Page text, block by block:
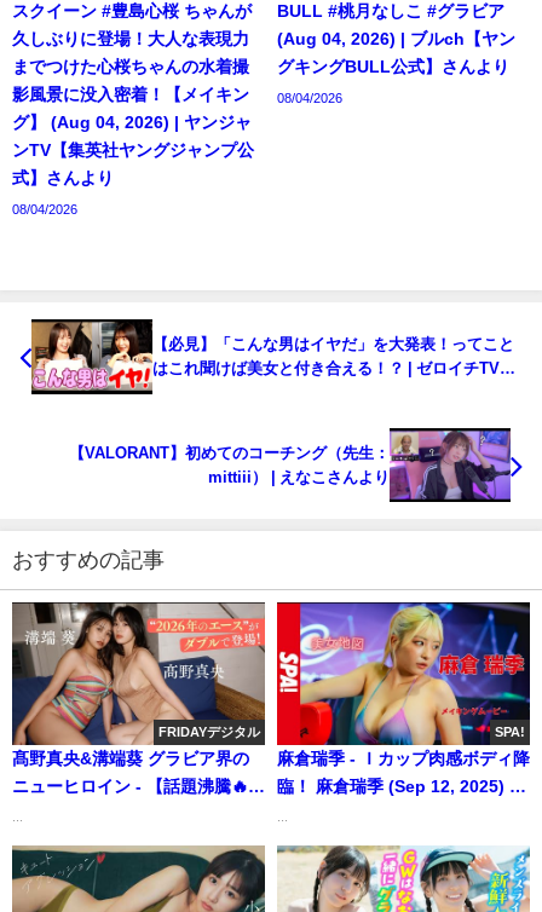
スクイーン #豊島心桜 ちゃんが
久しぶりに登場！大人な表現力
までつけた心桜ちゃんの水着撮
影風景に没入密着！【メイキン
グ】 (Aug 04, 2026) | ヤンジャ
ンTV【集英社ヤングジャンプ公
式】さんより
08/04/2026
BULL #桃月なしこ #グラビア
(Aug 04, 2026) | ブルch【ヤン
グキングBULL公式】さんより
08/04/2026
【必見】「こんな男はイヤだ」を大発表！ってこと
はこれ聞けば美女と付き合える！？ | ゼロイチTVさ
【VALORANT】初めてのコーチング（先生：
mittiii） | えなこさんより
おすすめの記事
FRIDAYデジタル
髙野真央&溝端葵 グラビア界の
ニューヒロイン - 【話題沸騰🔥】
奇跡のコラボ！ (Jan 16, 2026) |
FRIDAYデジタルさんより
SPA!
麻倉瑞季 - Ｉカップ肉感ボディ降
臨！ 麻倉瑞季 (Sep 12, 2025) |
り